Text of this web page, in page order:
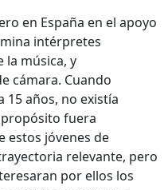
en España en el apoyo
intérpretes
la música, y
cámara. Cuando
15 años, no existía
fuera
estos jóvenes de
relevante, pero
por ellos los